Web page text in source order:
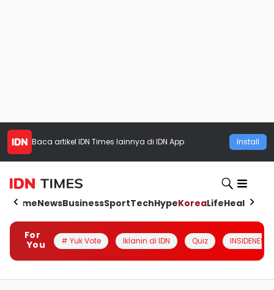
Baca artikel IDN Times lainnya di IDN App Install
HomeNewsBusinessSportTechHypeKoreaLifeHealth
For
You
# Yuk Vote Iklanin di IDN Quiz INSIDENESIA